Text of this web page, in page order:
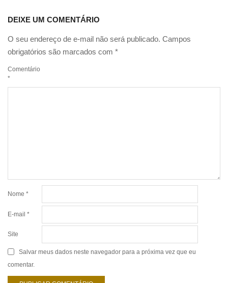
DEIXE UM COMENTÁRIO
O seu endereço de e-mail não será publicado. Campos
obrigatórios são marcados com *
Comentário
*
Nome *
E-mail *
Site
Salvar meus dados neste navegador para a próxima vez que eu
comentar.